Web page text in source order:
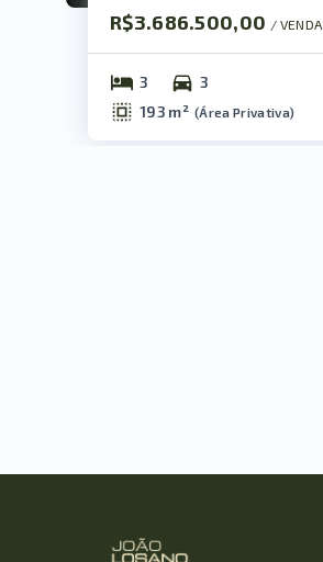
R$3.686.500,00 / VENDA
3
3
193 m² (Área Privativa)